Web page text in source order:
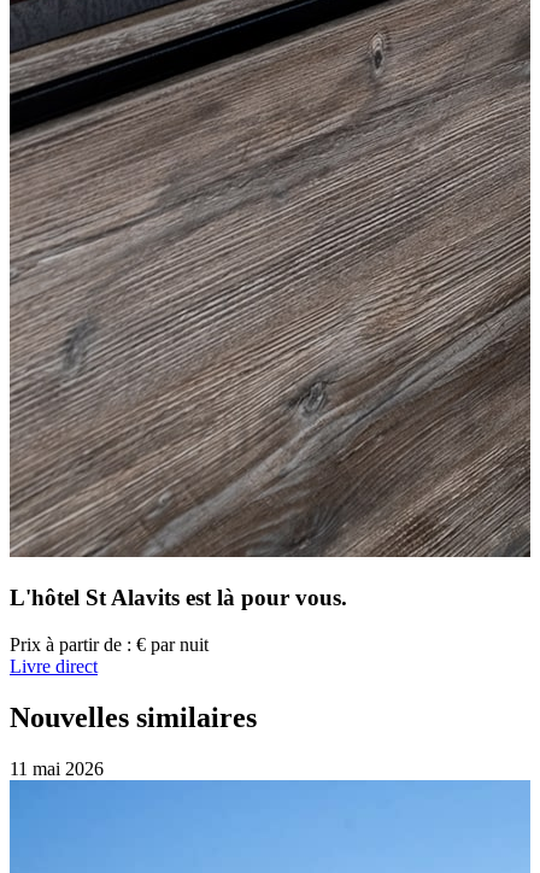
L'hôtel St Alavits est là pour vous.
Prix à partir de : € par nuit
Livre direct
Nouvelles similaires
11 mai 2026